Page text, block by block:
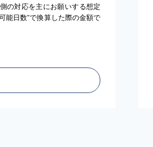
の対応を主にお願いする想定
能日数”で換算した際の金額で